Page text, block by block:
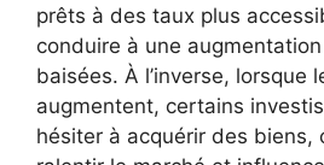
prêts à des taux plus
conduire à une
baisées. À l’inverse, lorsque
augmentent, certains
hésiter à acquérir des biens,